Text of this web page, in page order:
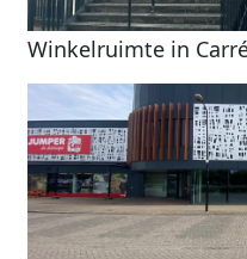
Winkelruimte in